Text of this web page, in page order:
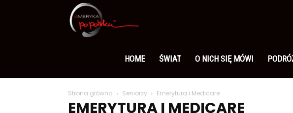
po
polsku
HOME ŚWIAT O NICH SIĘ MÓWI
Strona główna Seniorzy Emerytura i Medicare
EMERYTURA I MEDICARE